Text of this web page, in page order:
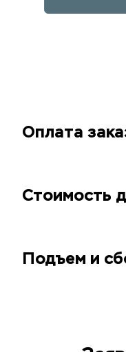
Оплата
Стоимость
Подъем и